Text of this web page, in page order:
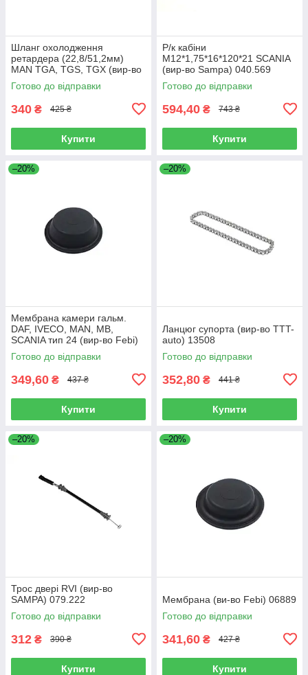
Шланг охолодження
ретардера (22,8/51,2мм)
MAN TGA, TGS, TGX (вир-во
Sampa) 023.258
Готово до відправки
340 ₴ 425 ₴
Купити
Р/к кабіни
M12*1,75*16*120*21 SCANIA
(вир-во Sampa) 040.569
Готово до відправки
594,40 ₴ 743 ₴
Купити
–20%
Мембрана камери гальм.
DAF, IVECO, MAN, MB,
SCANIA тип 24 (вир-во Febi)
07103
Готово до відправки
349,60 ₴ 437 ₴
Купити
–20%
Ланцюг супорта (вир-во TTT-
auto) 13508
Готово до відправки
352,80 ₴ 441 ₴
Купити
–20%
Трос двері RVI (вир-во
SAMPA) 079.222
Готово до відправки
312 ₴ 390 ₴
Купити
–20%
Мембрана (ви-во Febi) 06889
Готово до відправки
341,60 ₴ 427 ₴
Купити